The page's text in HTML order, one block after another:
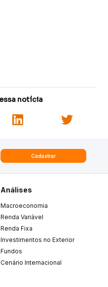
notícia
Cadastrar
Análises
Macroeconomia
Renda Variável
Renda Fixa
Investimentos no Exterior
Fundos
Cenário Internacional